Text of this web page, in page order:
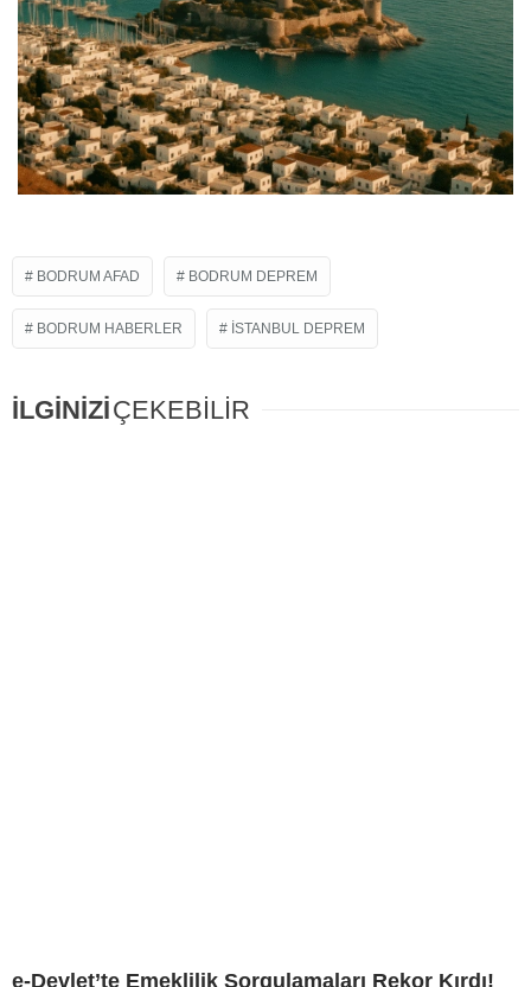
BODRUM AFAD BODRUM DEPREM
BODRUM HABERLER İSTANBUL DEPREM
İLGİNİZİÇEKEBİLİR
e-Devlet’te Emeklilik Sorgulamaları Rekor Kırdı!